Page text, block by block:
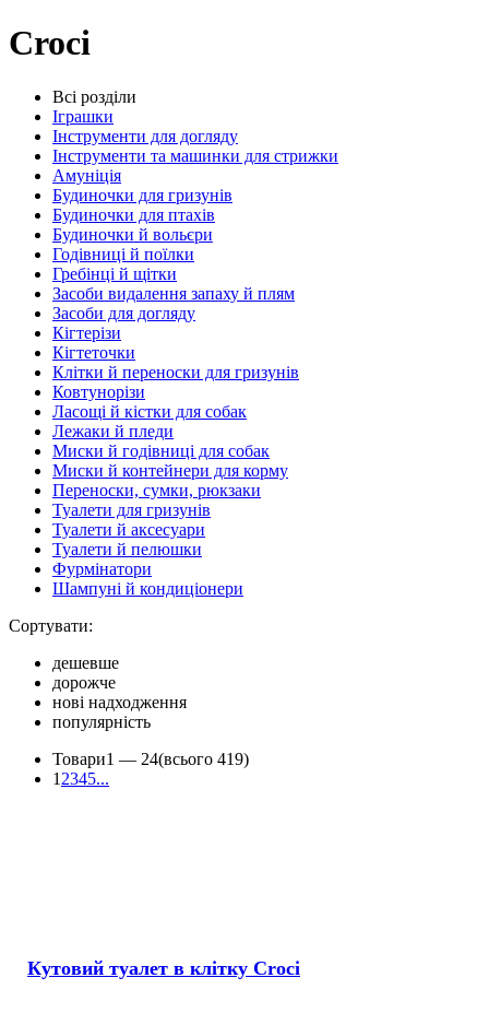
Croci
Всі розділи
Іграшки
Інструменти для догляду
Інструменти та машинки для стрижки
Амуніція
Будиночки для гризунів
Будиночки для птахів
Будиночки й вольєри
Годівниці й поїлки
Гребінці й щітки
Засоби видалення запаху й плям
Засоби для догляду
Кігтерізи
Кігтеточки
Клітки й переноски для гризунів
Ковтунорізи
Ласощі й кістки для собак
Лежаки й пледи
Миски й годівниці для собак
Миски й контейнери для корму
Переноски, сумки, рюкзаки
Туалети для гризунів
Туалети й аксесуари
Туалети й пелюшки
Фурмінатори
Шампуні й кондиціонери
Сортувати:
дешевше
дорожче
нові надходження
популярність
Товари1 — 24(всього 419)
1 2345...
Кутовий туалет в клітку Croci